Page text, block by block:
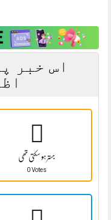
اس خبر
بہتر ہو سکتی تھی
0 Votes